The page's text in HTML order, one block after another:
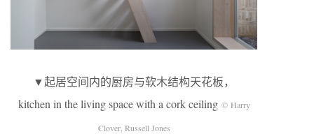
▼起居空间内的厨房与软木结构天花板，
kitchen in the living space with a cork ceiling © Harry
Clover, Russell Jones